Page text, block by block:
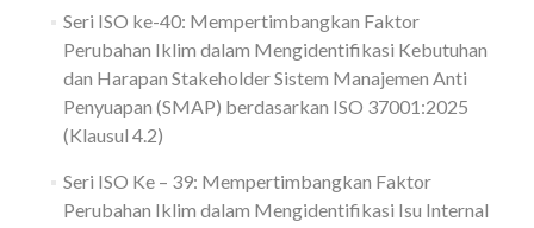
Seri ISO ke-40: Mempertimbangkan Faktor
Perubahan Iklim dalam Mengidentifikasi Kebutuhan
dan Harapan Stakeholder Sistem Manajemen Anti
Penyuapan (SMAP) berdasarkan ISO 37001:2025
(Klausul 4.2)
Seri ISO Ke – 39: Mempertimbangkan Faktor
Perubahan Iklim dalam Mengidentifikasi Isu Internal